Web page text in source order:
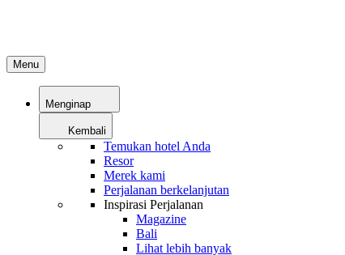
Menu
Menginap
Kembali
Temukan hotel Anda
Resor
Merek kami
Perjalanan berkelanjutan
Inspirasi Perjalanan
Magazine
Bali
Lihat lebih banyak